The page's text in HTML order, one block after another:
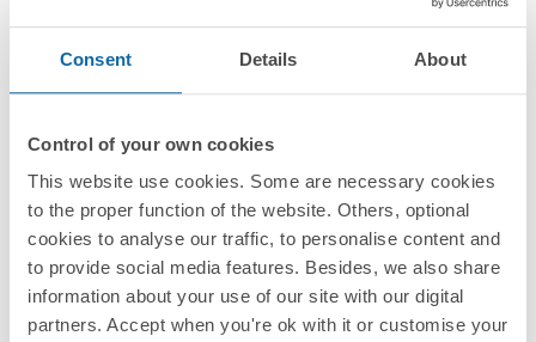
Consent Details About
Control of your own cookies
This website use cookies. Some are necessary cookies
to the proper function of the website. Others, optional
cookies to analyse our traffic, to personalise content and
to provide social media features. Besides, we also share
information about your use of our site with our digital
partners. Accept when you're ok with it or customise your
Grupo de 2 cruzamientos 10AX 250V~ con sistema de
PRÓXIMOS PASOS
¿Te ha surgido alguna duda?
Asistencia Técnica